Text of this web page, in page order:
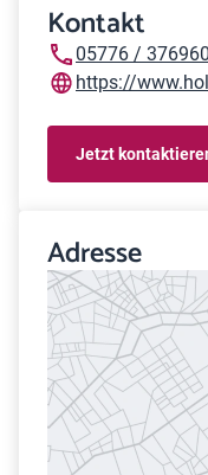
Kontakt
05776 / 376960
https://
Jetzt
Adresse